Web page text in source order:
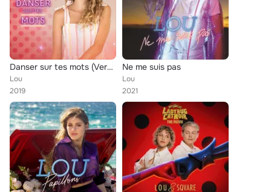
Danser sur tes mots (Version deluxe)
Lou
2019
Ne me suis pas
Lou
2021